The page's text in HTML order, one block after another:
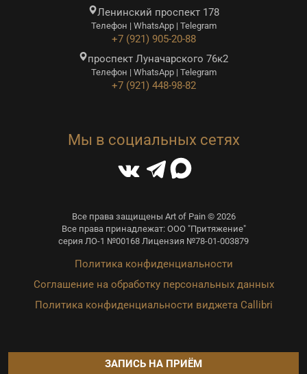
Ленинский проспект 178
Телефон | WhatsApp | Telegram
+7 (921) 905-20-88
проспект Луначарского 76к2
Телефон | WhatsApp | Telegram
+7 (921) 448-98-82
Мы в социальных сетях
Все права защищены Art of Pain © 2026
Все права принадлежат: ООО "Притяжение"
серия ЛО-1 №00168 Лицензия №78-01-003879
Политика конфиденциальности
Соглашение на обработку персональных данных
Политика конфиденциальности виджета Callibri
ЗАПИСЬ НА ПРИЁМ